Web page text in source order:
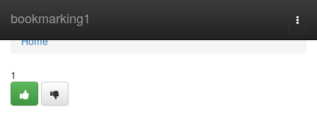
bookmarking1
Home
Home
1